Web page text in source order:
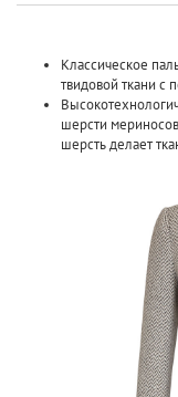
Классическое
твидовой ткани с
шерсти
шерсть делает